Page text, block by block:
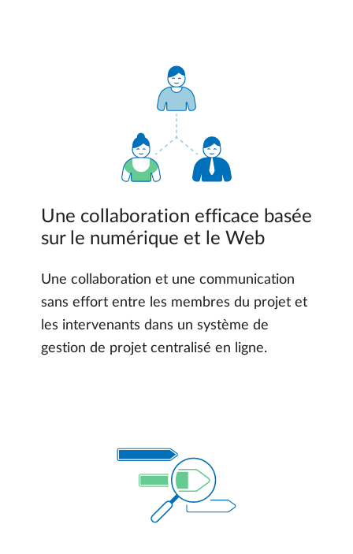
Une collaboration efficace basée
sur le numérique et le Web
Une collaboration et une communication
sans effort entre les membres du projet et
les intervenants dans un système de
gestion de projet centralisé en ligne.